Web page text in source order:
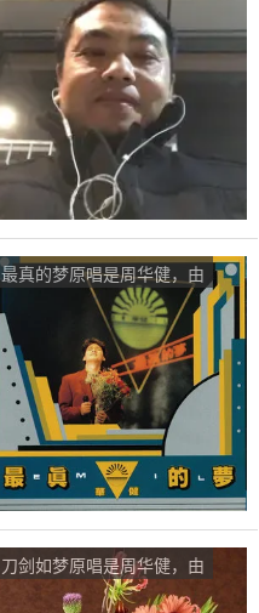
周华健)，好人福林演唱点
播:22次
最真的梦原唱是周华健，由
午夜狂奔翻唱(播放:41)
刀剑如梦原唱是周华健，由
寻枫翻唱(播放:54)